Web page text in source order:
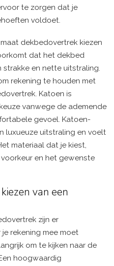
te zorgen dat je
voldoet.
dekbedovertrek kiezen
dat het dekbed
en nette uitstraling.
rekening te houden met
Katoen is
vanwege de ademende
gevoel. Katoen-
luxueuze uitstraling en voelt
materiaal dat je kiest,
en het gewenste
van een
zijn er
rekening mee moet
om te kijken naar de
hoogwaardig